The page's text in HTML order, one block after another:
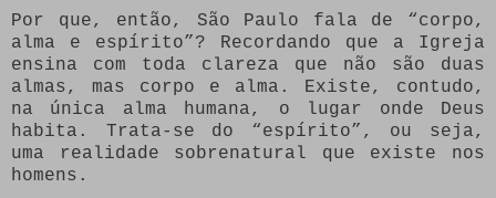
Por que, então, São Paulo fala de “corpo,
alma e espírito”? Recordando que a Igreja
ensina com toda clareza que não são duas
almas, mas corpo e alma. Existe, contudo,
na única alma humana, o lugar onde Deus
habita. Trata-se do “espírito”, ou seja,
uma realidade sobrenatural que existe nos
homens.